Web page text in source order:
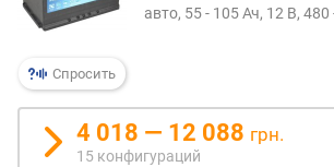
ы
с
о
т
а
Спросить
авто, 55 - 105 Ач, 12 В, 480
4 018 — 12 088 грн.
15 конфигураций